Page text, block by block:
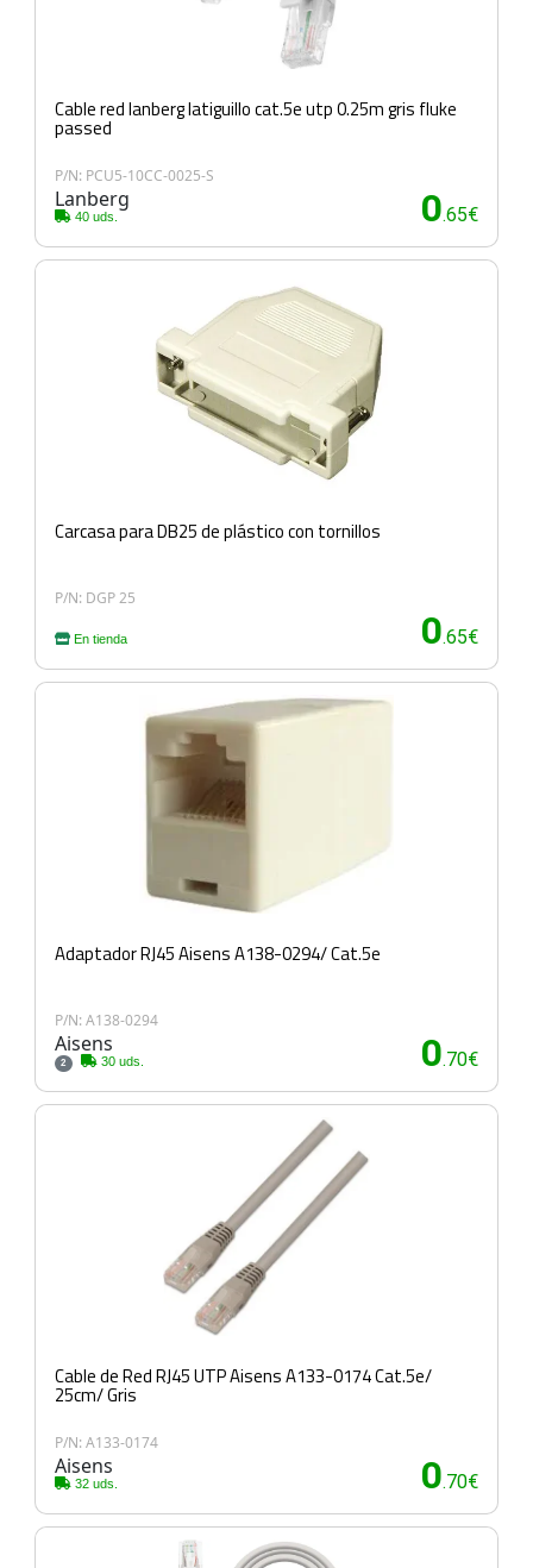
Cable red lanberg latiguillo cat.5e utp 0.25m gris fluke
passed
P/N: PCU5-10CC-0025-S
Lanberg
40 uds. 0.65€
Carcasa para DB25 de plástico con tornillos
P/N: DGP 25
En tienda 0.65€
Adaptador RJ45 Aisens A138-0294/ Cat.5e
P/N: A138-0294
Aisens
2 30 uds. 0.70€
Cable de Red RJ45 UTP Aisens A133-0174 Cat.5e/
25cm/ Gris
P/N: A133-0174
Aisens
32 uds. 0.70€